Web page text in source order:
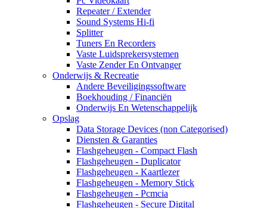
Repeater / Extender
Sound Systems Hi-fi
Splitter
Tuners En Recorders
Vaste Luidsprekersystemen
Vaste Zender En Ontvanger
Onderwijs & Recreatie
Andere Beveiligingssoftware
Boekhouding / Financiën
Onderwijs En Wetenschappelijk
Opslag
Data Storage Devices (non Categorised)
Diensten & Garanties
Flashgeheugen - Compact Flash
Flashgeheugen - Duplicator
Flashgeheugen - Kaartlezer
Flashgeheugen - Memory Stick
Flashgeheugen - Pcmcia
Flashgeheugen - Secure Digital